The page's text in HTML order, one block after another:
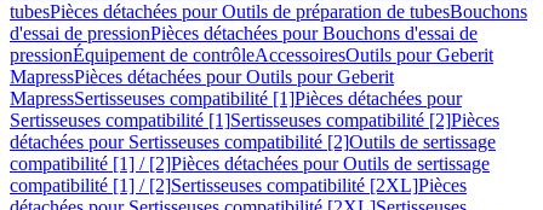
tubesPièces détachées pour Outils de préparation de tubesBouchons
d'essai de pressionPièces détachées pour Bouchons d'essai de
pressionÉquipement de contrôleAccessoiresOutils pour Geberit
MapressPièces détachées pour Outils pour Geberit
MapressSertisseuses compatibilité [1]Pièces détachées pour
Sertisseuses compatibilité [1]Sertisseuses compatibilité [2]Pièces
détachées pour Sertisseuses compatibilité [2]Outils de sertissage
compatibilité [1] / [2]Pièces détachées pour Outils de sertissage
compatibilité [1] / [2]Sertisseuses compatibilité [2XL]Pièces